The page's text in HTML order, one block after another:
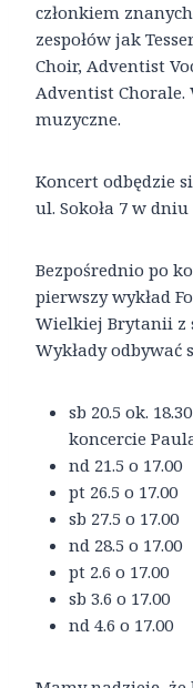
członkiem
zespołów jak
Choir, Adventist
Adventist Chorale.
muzyczne.
Koncert odbędzie
ul. Sokoła 7 w dniu
Bezpośrednio po
pierwszy wykład
Wielkiej Brytanii z
Wykłady odbywać
sb 20.5 ok.
koncercie
nd 21.5 o 17.00
pt 26.5 o 17.00
sb 27.5 o 17.00
nd 28.5 o 17.00
pt 2.6 o 17.00
sb 3.6 o 17.00
nd 4.6 o 17.00